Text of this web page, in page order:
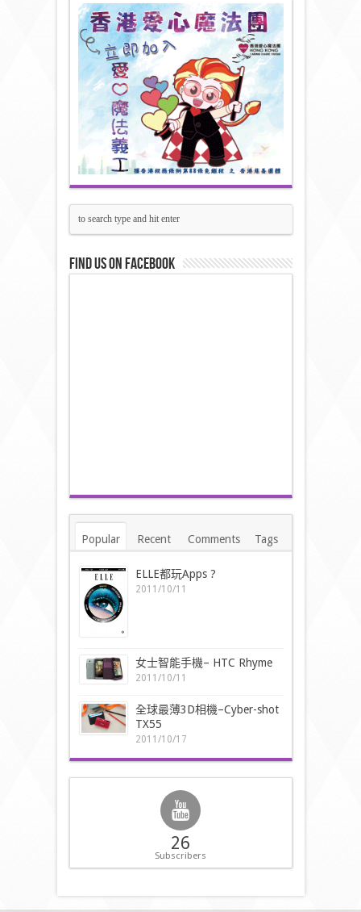
Find us on Facebook
Popular Recent Comments Tags
ELLE都玩Apps ?
2011/10/11
女士智能手機– HTC Rhyme
2011/10/11
全球最薄3D相機–Cyber-shot
TX55
2011/10/17
26
Subscribers